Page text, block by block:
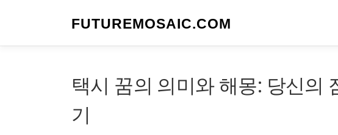
로
FUTUREMOSAIC.COM
택시 꿈의 의미와 해몽: 당신의
기